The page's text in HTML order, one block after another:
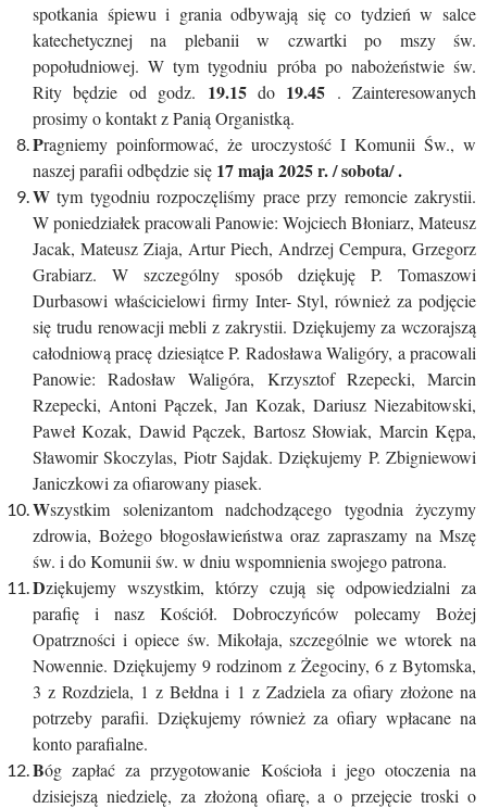
spotkania śpiewu i grania odbywają się co tydzień w salce
katechetycznej na plebanii w czwartki po mszy św.
popołudniowej. W tym tygodniu próba po nabożeństwie św.
Rity będzie od godz. 19.15do 19.45 . Zainteresowanych
prosimy o kontakt z Panią Organistką.
Pragniemy poinformować, że uroczystość I Komunii Św., w
naszej parafii odbędzie się 17 maja 2025 r. / sobota/ .
W tym tygodniu rozpoczęliśmy prace przy remoncie zakrystii.
W poniedziałek pracowali Panowie: Wojciech Błoniarz, Mateusz
Jacak, Mateusz Ziaja, Artur Piech, Andrzej Cempura, Grzegorz
Grabiarz. W szczególny sposób dziękuję P. Tomaszowi
Durbasowi właścicielowi firmy Inter- Styl, również za podjęcie
się trudu renowacji mebli z zakrystii. Dziękujemy za wczorajszą
całodniową pracę dziesiątce P. Radosława Waligóry, a pracowali
Panowie: Radosław Waligóra, Krzysztof Rzepecki, Marcin
Rzepecki, Antoni Pączek, Jan Kozak, Dariusz Niezabitowski,
Paweł Kozak, Dawid Pączek, Bartosz Słowiak, Marcin Kępa,
Sławomir Skoczylas, Piotr Sajdak. Dziękujemy P. Zbigniewowi
Janiczkowi za ofiarowany piasek.
Wszystkim solenizantom nadchodzącego tygodnia życzymy
zdrowia, Bożego błogosławieństwa oraz zapraszamy na Mszę
św. i do Komunii św. w dniu wspomnienia swojego patrona.
Dziękujemy wszystkim, którzy czują się odpowiedzialni za
parafię i nasz Kościół. Dobroczyńców polecamy Bożej
Opatrzności i opiece św. Mikołaja, szczególnie we wtorek na
Nowennie. Dziękujemy 9 rodzinom z Żegociny, 6 z Bytomska,
3 z Rozdziela, 1 z Bełdna i 1 z Zadziela za ofiary złożone na
potrzeby parafii. Dziękujemy również za ofiary wpłacane na
konto parafialne.
Bóg zapłać za przygotowanie Kościoła i jego otoczenia na
dzisiejszą niedzielę, za złożoną ofiarę, a o przejęcie troski o